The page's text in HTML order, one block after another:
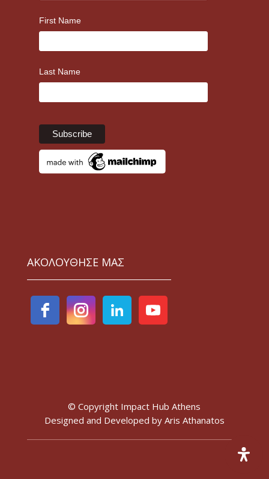
First Name
Last Name
ΑΚΟΛΟΥΘΗΣΕ ΜΑΣ
© Copyright Impact Hub Athens
Designed and Developed by Aris Athanatos